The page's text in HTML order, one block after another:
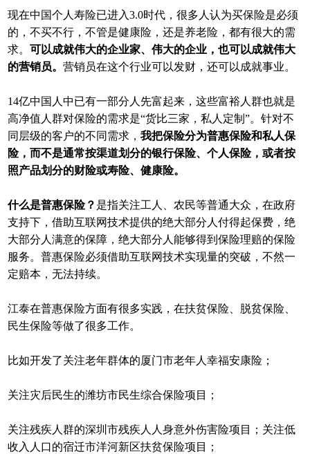
现在中国个人寿险已进入3.0时代，很多人认为买保险是必须
的，不买不行，不管是健康险，还是养老险，都有很大的需
求。可以成就伟大的企业家、伟大的企业，也可以成就伟大
的营销员。营销员在这个行业可以发财，还可以成就事业。
14亿中国人中已有一部分人先富起来，这些富裕人群也就是
高净值人群对保险的需求是“货比三家，私人定制”。针对不
同层级的客户的不同需求，我把保险分为普惠保险和私人保
险，而不是通常按渠道划分的银行保险、个人保险，或者按
照产品划分的财险或寿险、健康险。
什么是普惠保险？ 是指关注工人、农民等普通大众，在政府
支持下，借助互联网技术提供的绝大部分人付得起保费，绝
大部分人满意的保障，绝大部分人能够得到保险理赔的保险
服务。普惠保险必须借助互联网技术实现量的突破，不然一
定赔本，无法持续。
江泰在普惠保险方面有很多实践，在扶贫保险、脱贫保险、
民生保险等做了很多工作。
比如开发了关注老年群体的厦门市老年人幸福安康险；
关注灾后民生的潍坊市民生综合保险项目；
关注残疾人群的深圳市残疾人人身意外伤害险项目；关注低
收入人口的宿迁市洋河新区扶贫保险项目；